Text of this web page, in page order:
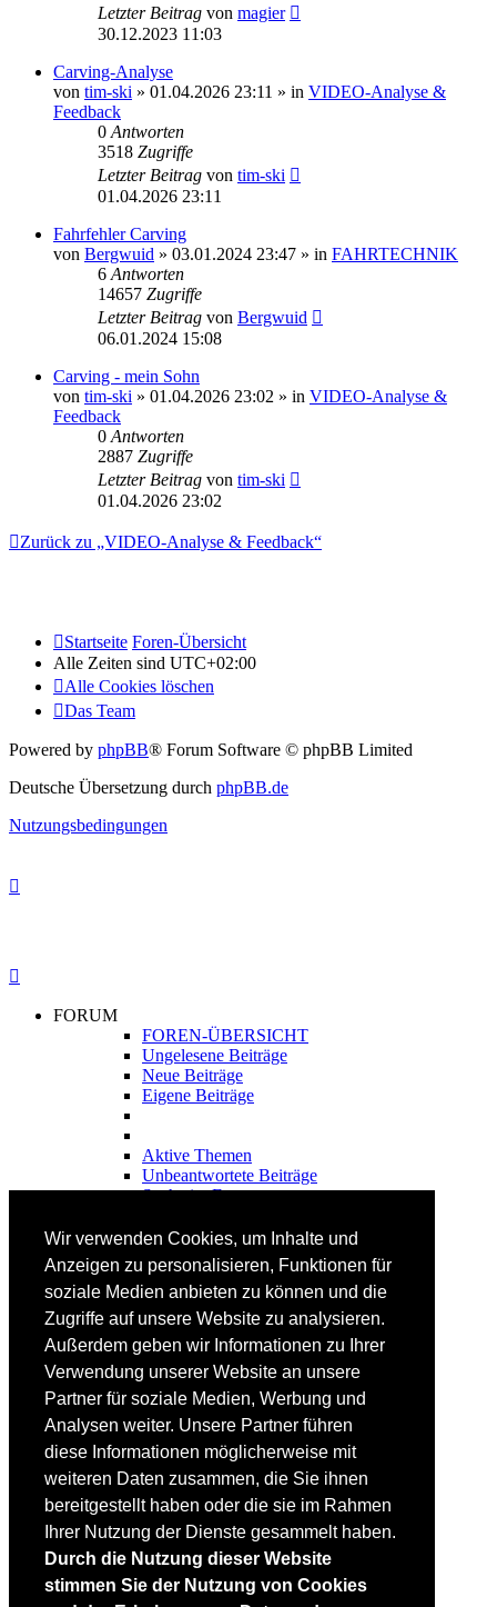
Wir verwenden Cookies, um Inhalte und
Anzeigen zu personalisieren, Funktionen für
soziale Medien anbieten zu können und die
Zugriffe auf unsere Website zu analysieren.
Außerdem geben wir Informationen zu Ihrer
Verwendung unserer Website an unsere
Partner für soziale Medien, Werbung und
Analysen weiter. Unsere Partner führen
diese Informationen möglicherweise mit
weiteren Daten zusammen, die Sie ihnen
bereitgestellt haben oder die sie im Rahmen
Ihrer Nutzung der Dienste gesammelt haben.
Durch die Nutzung dieser Website
stimmen Sie der Nutzung von Cookies
Letzter Beitrag von magier
30.12.2023 11:03
Carving-Analyse
von tim-ski » 01.04.2026 23:11 » in VIDEO-Analyse &
Feedback
0 Antworten
3518 Zugriffe
Letzter Beitrag von tim-ski
01.04.2026 23:11
Fahrfehler Carving
von Bergwuid » 03.01.2024 23:47 » in FAHRTECHNIK
6 Antworten
14657 Zugriffe
Letzter Beitrag von Bergwuid
06.01.2024 15:08
Carving - mein Sohn
von tim-ski » 01.04.2026 23:02 » in VIDEO-Analyse &
Feedback
0 Antworten
2887 Zugriffe
Letzter Beitrag von tim-ski
01.04.2026 23:02
Zurück zu „VIDEO-Analyse & Feedback“
Startseite Foren-Übersicht
Alle Zeiten sind UTC+02:00
Alle Cookies löschen
Das Team
Powered by phpBB® Forum Software © phpBB Limited
Deutsche Übersetzung durch phpBB.de
Nutzungsbedingungen
FORUM
FOREN-ÜBERSICHT
Ungelesene Beiträge
Neue Beiträge
Eigene Beiträge
Aktive Themen
Unbeantwortete Beiträge
Suche im Forum
FAHRTECHNIK
Fortgeschrittene
Lehrplan
Videoanalyse
SKI
SKITEST
Ski-FAQ
Tipps Ski-Kauf
Ski-Typen
Skishops
EQUIPMENT
Skibekleidung
Skischuhe
Bootfitting
Skihelme